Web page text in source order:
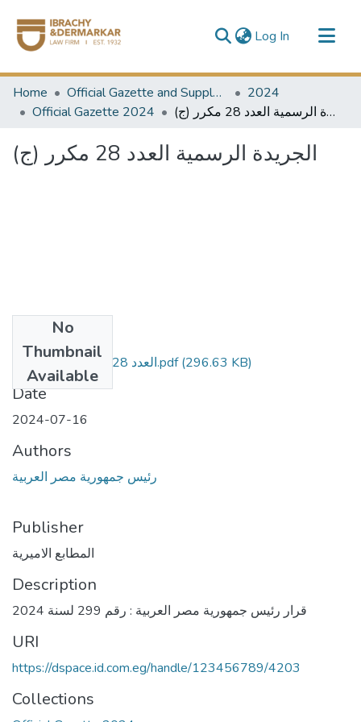
Log In (current)
Communities & Collections
All of DSpace
Home Official Gazette and Supplement
2024
Official Gazette 2024
الجريدة الرسمية العدد 28 مكرر (ج)
الجريدة الرسمية العدد 28 مكرر (ج)
No
Thumbnail
Available
العدد 28 مكرر ج - مؤمن.pdf(296.63 KB)
Date
2024-07-16
Authors
رئيس جمهورية مصر العربية
Publisher
المطابع الاميرية
Description
قرار رئيس جمهورية مصر العربية : رقم 299 لسنة 2024
URI
https://dspace.id.com.eg/handle/123456789/4203
Collections